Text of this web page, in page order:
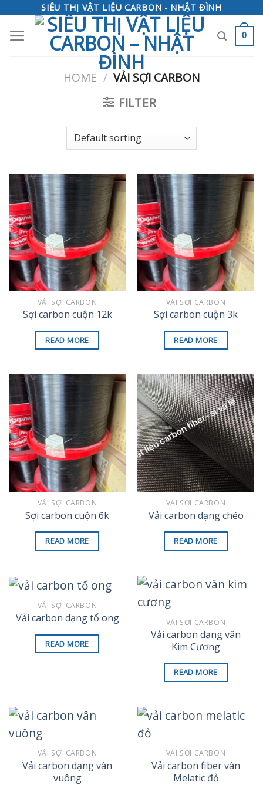
content
SIÊU THỊ VẬT LIỆU CARBON - NHẬT ĐÌNH
0
HOME / VẢI SỢI CARBON
FILTER
VẢI SỢI CARBON
Sợi carbon cuộn 12k
READ MORE
VẢI SỢI CARBON
Sợi carbon cuộn 3k
READ MORE
VẢI SỢI CARBON
Sợi carbon cuộn 6k
READ MORE
VẢI SỢI CARBON
Vải carbon dạng chéo
READ MORE
VẢI SỢI CARBON
Vải carbon dạng tổ ong
READ MORE
VẢI SỢI CARBON
Vải carbon dạng vân
Kim Cương
READ MORE
VẢI SỢI CARBON
Vải carbon dạng vân
vuông
VẢI SỢI CARBON
Vải carbon fiber vân
Melatic đỏ